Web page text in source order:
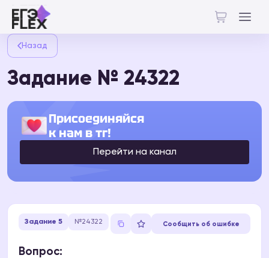
Назад
Задание № 24322
Присоединяйся
к нам в тг!
Перейти на канал
Задание 5 №24322 Сообщить об ошибке
Вопрос: